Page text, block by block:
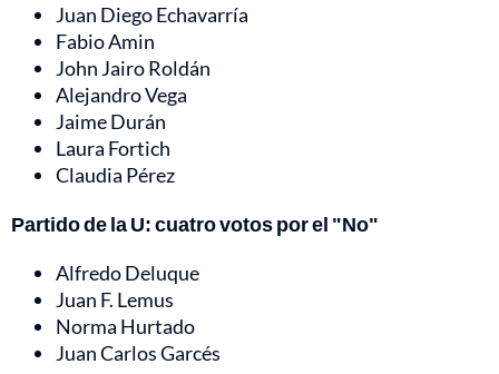
Juan Diego Echavarría
Fabio Amin
John Jairo Roldán
Alejandro Vega
Jaime Durán
Laura Fortich
Claudia Pérez
Partido de la U: cuatro votos por el "No"
Alfredo Deluque
Juan F. Lemus
Norma Hurtado
Juan Carlos Garcés